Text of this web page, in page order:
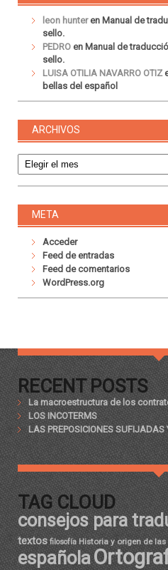
leon hunteren Manual de
sello.
PEDRO en Manual de
sello.
LUISA OTILIA NAVARRO OTIZ
bellas del español
ARCHIVOS
META
Acceder
Feed de entradas
Feed de comentarios
WordPress.org
RECENT POSTS
La macroestructura de los
LOS INCOTERMS
LAS PREPOSICIONES SUFIJADAS
TAG CLOUD
consejos para
textos filosofía Historia y origen de
española